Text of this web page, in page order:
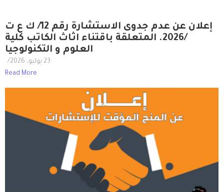
إعلان عن عدم جدوى الاستشارة رقم 12/ ك ع ت
/2026. المتعلقة باقتناء اثاث الكاتب كلية
العلوم و التكنولوجيا
23 يوليو، 2026
/
Read More